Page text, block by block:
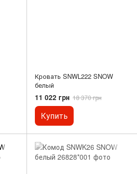
Кровать SNWL222 SNOW
белый
11 022 грн 18 370 грн
Купить